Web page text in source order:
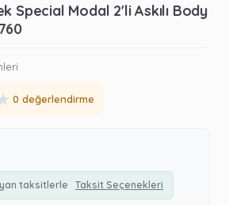
Special Modal 2'li Askılı Body
0 değerlendirme
taksitlerle Taksit Seçenekleri